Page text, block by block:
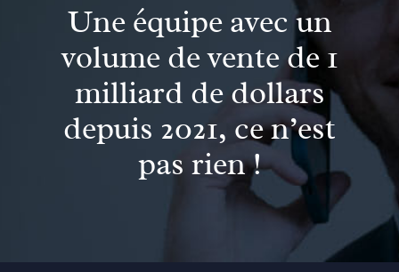
Une équipe avec un
volume de vente de 1
milliard de dollars
depuis 2021, ce n’est
pas rien !